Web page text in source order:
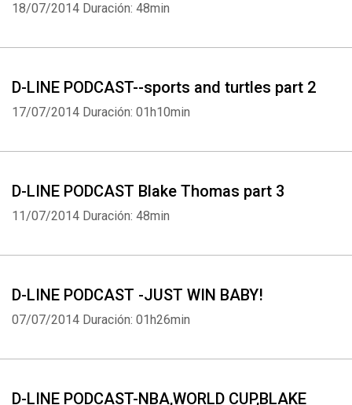
18/07/2014 Duración: 48min
D-LINE PODCAST--sports and turtles part 2
17/07/2014 Duración: 01h10min
D-LINE PODCAST Blake Thomas part 3
11/07/2014 Duración: 48min
D-LINE PODCAST -JUST WIN BABY!
07/07/2014 Duración: 01h26min
D-LINE PODCAST-NBA,WORLD CUP,BLAKE